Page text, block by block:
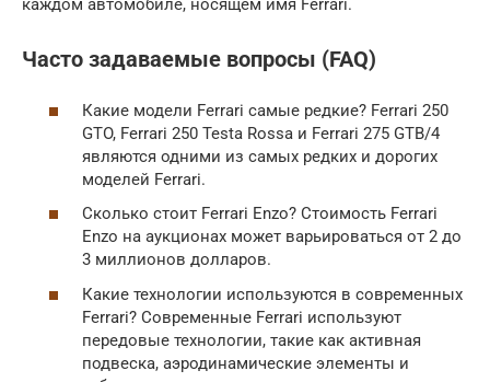
каждом автомобиле, носящем имя Ferrari.
Часто задаваемые вопросы (FAQ)
Какие модели Ferrari самые редкие? Ferrari 250
GTO, Ferrari 250 Testa Rossa и Ferrari 275 GTB/4
являются одними из самых редких и дорогих
моделей Ferrari.
Сколько стоит Ferrari Enzo? Стоимость Ferrari
Enzo на аукционах может варьироваться от 2 до
3 миллионов долларов.
Какие технологии используются в современных
Ferrari? Современные Ferrari используют
передовые технологии, такие как активная
подвеска, аэродинамические элементы и